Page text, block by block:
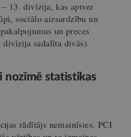
13. divīzija, kas aptver
sociālo aizsardzību un
un preces
divīzija sadalīta divās).
nozīmē statistikas
rādītājs nemainīsies. PCI